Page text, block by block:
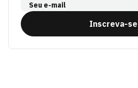
Seu e-mail
Inscreva-se